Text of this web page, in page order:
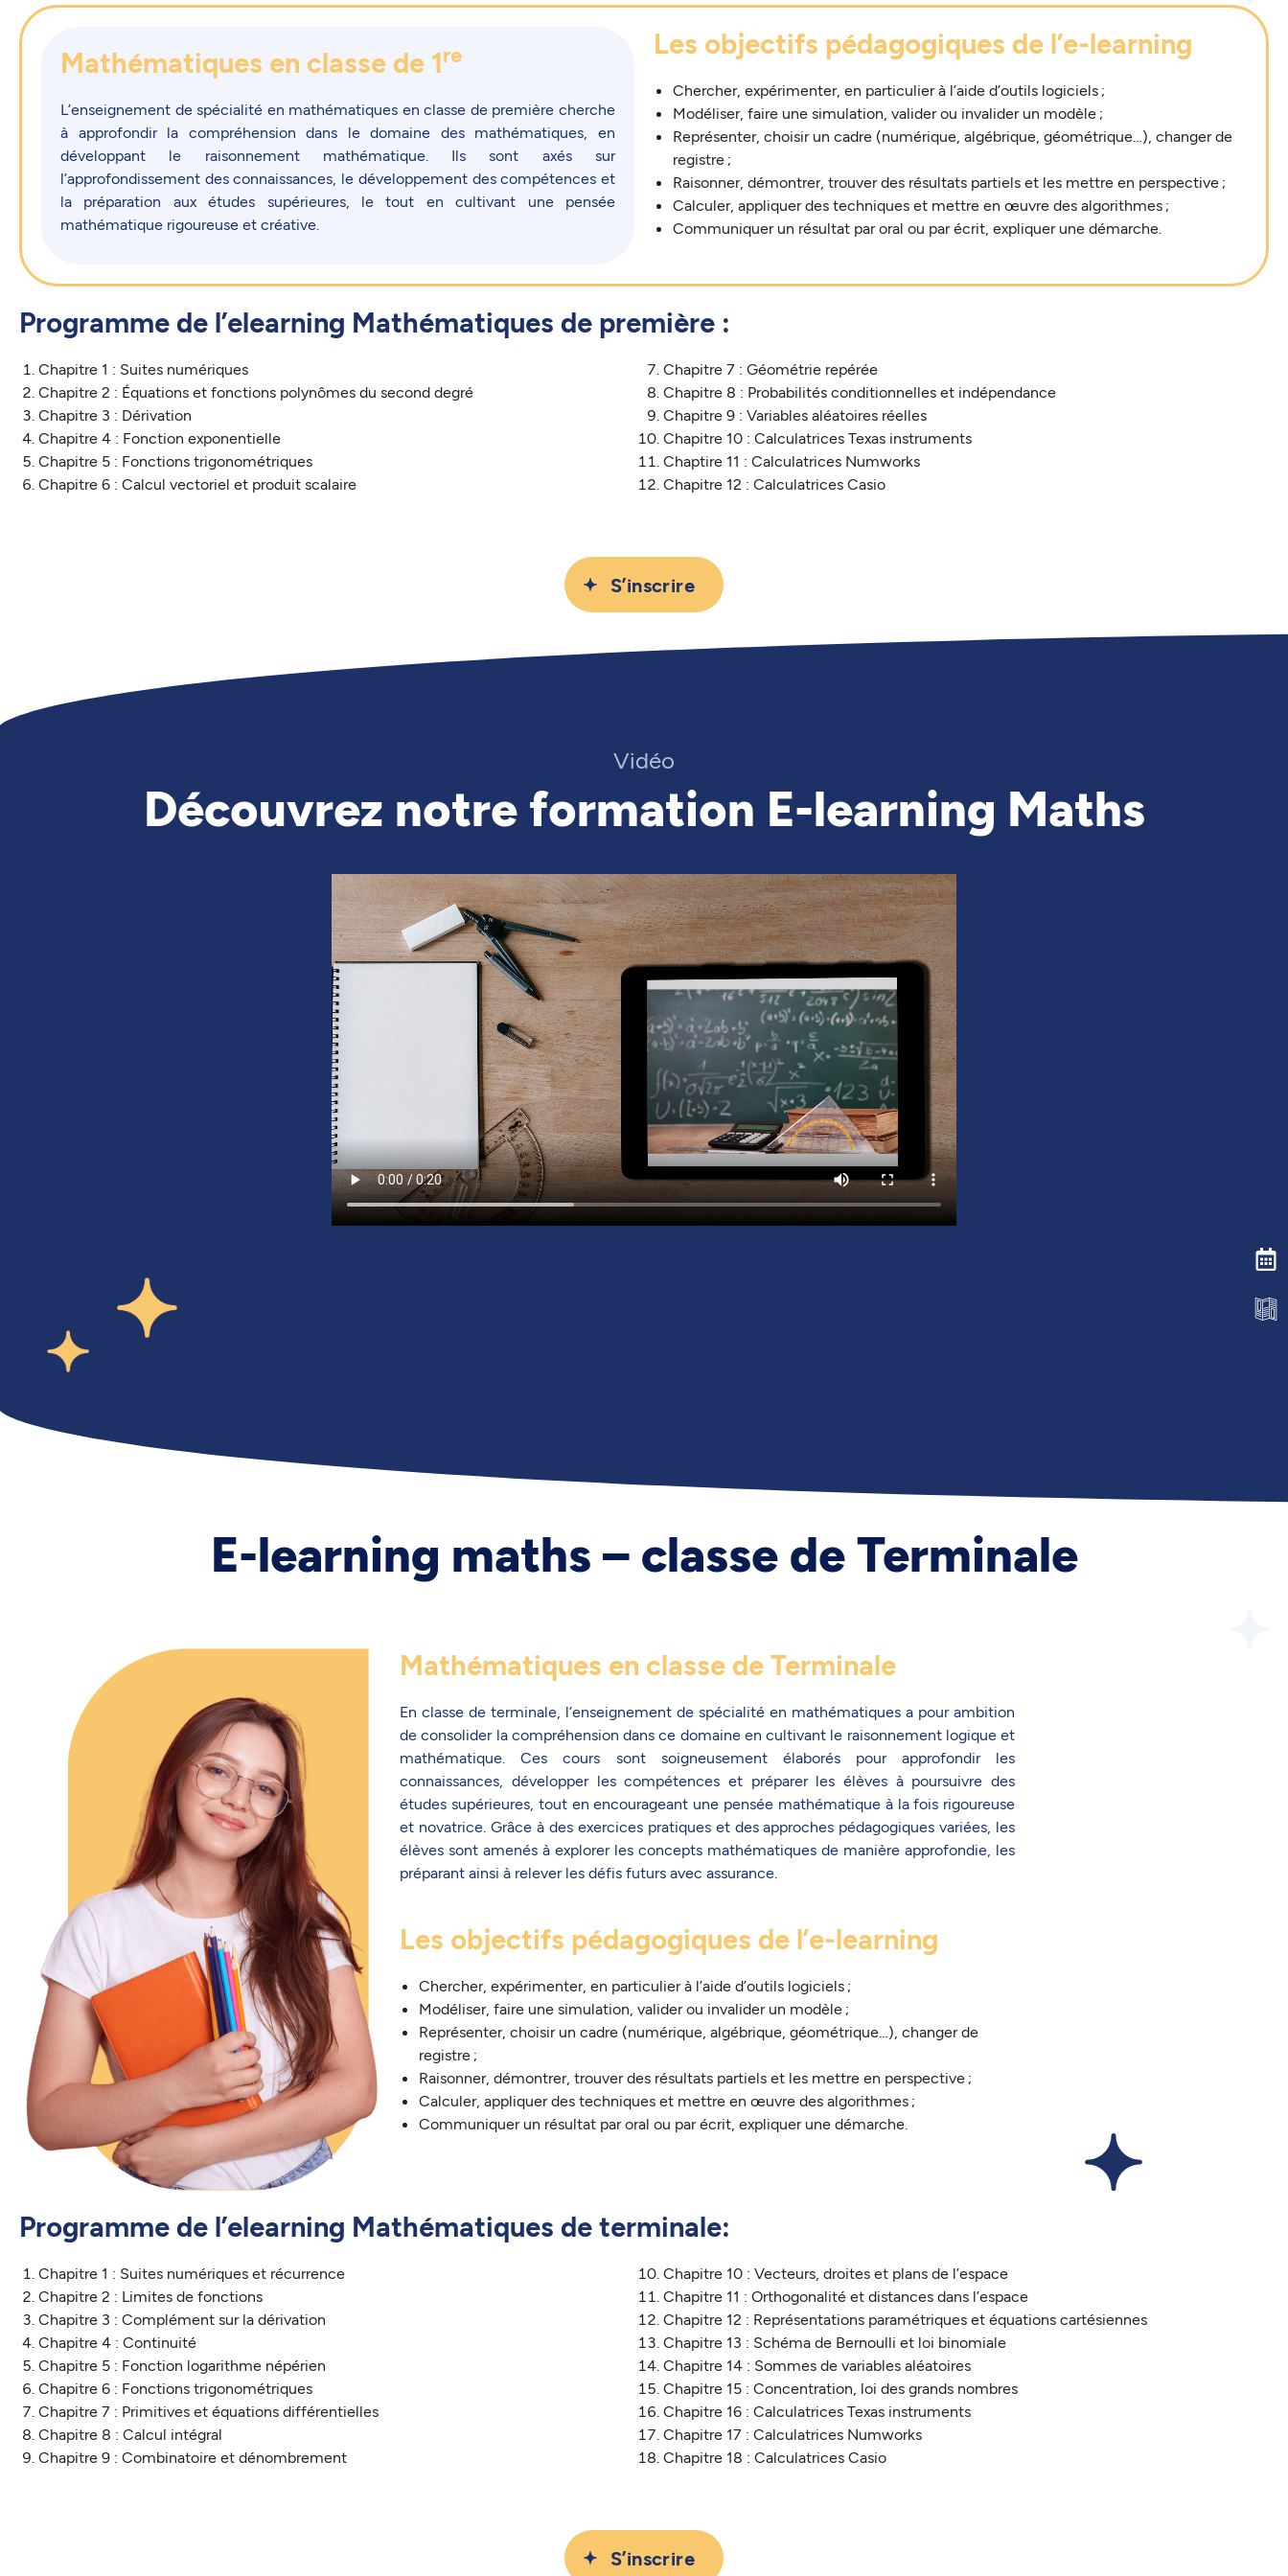
Mathématiques en classe de 1re
L’enseignement de spécialité en mathématiques en classe de première cherche
à approfondir la compréhension dans le domaine des mathématiques, en
développant le raisonnement mathématique. Ils sont axés sur
l’approfondissement des connaissances, le développement des compétences et
la préparation aux études supérieures, le tout en cultivant une pensée
mathématique rigoureuse et créative.
Les objectifs pédagogiques de l’e-learning
Chercher, expérimenter, en particulier à l’aide d’outils logiciels ;
Modéliser, faire une simulation, valider ou invalider un modèle ;
Représenter, choisir un cadre (numérique, algébrique, géométrique…), changer de
registre ;
Raisonner, démontrer, trouver des résultats partiels et les mettre en perspective ;
Calculer, appliquer des techniques et mettre en œuvre des algorithmes ;
Communiquer un résultat par oral ou par écrit, expliquer une démarche.
Programme de l’elearning Mathématiques de première :
Chapitre 1 : Suites numériques
Chapitre 2 : Équations et fonctions polynômes du second degré
Chapitre 3 : Dérivation
Chapitre 4 : Fonction exponentielle
Chapitre 5 : Fonctions trigonométriques
Chapitre 6 : Calcul vectoriel et produit scalaire
Chapitre 7 : Géométrie repérée
Chapitre 8 : Probabilités conditionnelles et indépendance
Chapitre 9 : Variables aléatoires réelles
Chapitre 10 : Calculatrices Texas instruments
Chaptire 11 : Calculatrices Numworks
Chapitre 12 : Calculatrices Casio
S’inscrire
Vidéo
Découvrez notre formation E-learning Maths
E-learning maths – classe de Terminale
Mathématiques en classe de Terminale
En classe de terminale, l’enseignement de spécialité en mathématiques a pour ambition
de consolider la compréhension dans ce domaine en cultivant le raisonnement logique et
mathématique. Ces cours sont soigneusement élaborés pour approfondir les
connaissances, développer les compétences et préparer les élèves à poursuivre des
études supérieures, tout en encourageant une pensée mathématique à la fois rigoureuse
et novatrice. Grâce à des exercices pratiques et des approches pédagogiques variées, les
élèves sont amenés à explorer les concepts mathématiques de manière approfondie, les
préparant ainsi à relever les défis futurs avec assurance.
Les objectifs pédagogiques de l’e-learning
Chercher, expérimenter, en particulier à l’aide d’outils logiciels ;
Modéliser, faire une simulation, valider ou invalider un modèle ;
Représenter, choisir un cadre (numérique, algébrique, géométrique…), changer de
registre ;
Raisonner, démontrer, trouver des résultats partiels et les mettre en perspective ;
Calculer, appliquer des techniques et mettre en œuvre des algorithmes ;
Communiquer un résultat par oral ou par écrit, expliquer une démarche.
Programme de l’elearning Mathématiques de terminale:
Chapitre 1 : Suites numériques et récurrence
Chapitre 2 : Limites de fonctions
Chapitre 3 : Complément sur la dérivation
Chapitre 4 : Continuité
Chapitre 5 : Fonction logarithme népérien
Chapitre 6 : Fonctions trigonométriques
Chapitre 7 : Primitives et équations différentielles
Chapitre 8 : Calcul intégral
Chapitre 9 : Combinatoire et dénombrement
Chapitre 10 : Vecteurs, droites et plans de l’espace
Chapitre 11 : Orthogonalité et distances dans l’espace
Chapitre 12 : Représentations paramétriques et équations cartésiennes
Chapitre 13 : Schéma de Bernoulli et loi binomiale
Chapitre 14 : Sommes de variables aléatoires
Chapitre 15 : Concentration, loi des grands nombres
Chapitre 16 : Calculatrices Texas instruments
Chapitre 17 : Calculatrices Numworks
Chapitre 18 : Calculatrices Casio
S’inscrire